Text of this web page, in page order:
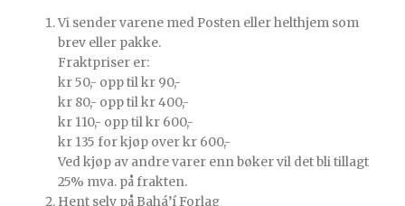
Vi sender varene med Posten eller helthjem som
brev eller pakke.
Fraktpriser er:
kr 50,- opp til kr 90,-
kr 80,- opp til kr 400,-
kr 110,- opp til kr 600,-
kr 135 for kjøp over kr 600,-
Ved kjøp av andre varer enn bøker vil det bli tillagt
25% mva. på frakten.
Hent selv på Bahá’í Forlag